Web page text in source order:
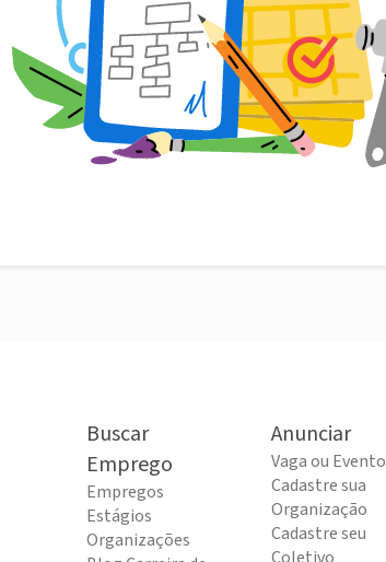
Buscar
Emprego
Empregos
Estágios
Organizações
Anunciar
Vaga ou Evento
Cadastre sua
Organização
Cadastre seu